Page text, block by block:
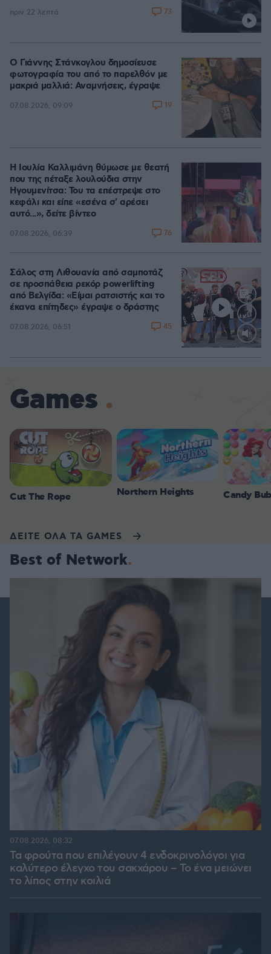
πριν 22 λεπτά 73
Ο Γιάννης Στάνκογλου δημοσίευσε
φωτογραφία του από το παρελθόν με
μακριά μαλλιά: Αναμνήσεις, έγραψε
07.08.2026, 09:09 19
Η Ιουλία Καλλιμάνη θύμωσε με θεατή
που της πέταξε λουλούδια στην
Ηγουμενίτσα: Του τα επέστρεψε στο
κεφάλι και είπε «εσένα σ' αρέσει
αυτό...», δείτε βίντεο
07.08.2026, 06:39 76
Loaded
Σάλος στη Λιθουανία από σαμποτάζ
σε προσπάθεια ρεκόρ powerlifting
από Βελγίδα: «Είμαι ρατσιστής και το
έκανα επίτηδες» έγραψε ο δράστης
07.08.2026, 06:51 45
Games
Cut The Rope Northern Heights Candy
ΔΕΙΤΕ ΟΛΑ ΤΑ GAMES
Best of Network
Τα φρούτα που επιλέγουν 4 ενδοκρινολόγοι για
καλύτερο έλεγχο του σακχάρου – Το ένα μειώνει
το λίπος στην κοιλιά
07.08.2026, 08:32